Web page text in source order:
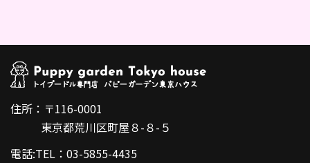
住所：〒116-0001
東京都荒川区町屋８-８-５
電話:TEL：03-5855-4435